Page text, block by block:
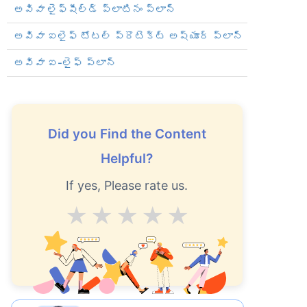
అవివా లైఫ్‌షీల్డ్ ప్లాటినం ప్లాన్
అవివా ఐలైఫ్ టోటల్ ప్రొటెక్ట్ అష్యూర్ ప్లాన్
అవివా ఐ-లైఫ్ ప్లాన్
Did you Find the Content
Helpful?
If yes, Please rate us.
Excellent
V.Good
Good
Average